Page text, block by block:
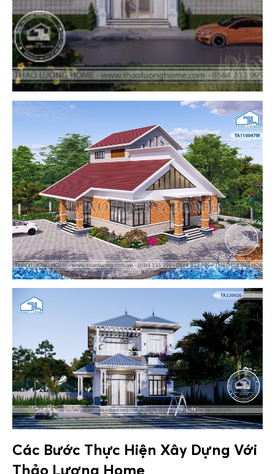
Các Bước Thực Hiện Xây Dựng Với
Thảo Lương Home